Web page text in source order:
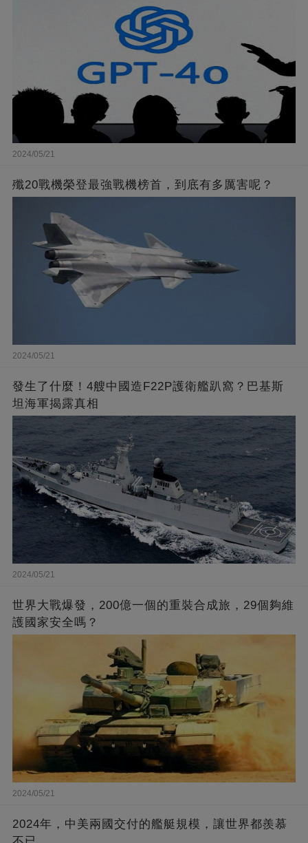
2024/05/21
殲20戰機榮登最強戰機榜首，到底有多厲害呢？
2024/05/21
發生了什麼！4艘中國造F22P護衛艦趴窩？巴基斯
坦海軍揭露真相
2024/05/21
世界大戰爆發，200億一個的重裝合成旅，29個夠維
護國家安全嗎？
2024/05/21
2024年，中美兩國交付的艦艇規模，讓世界都羨慕